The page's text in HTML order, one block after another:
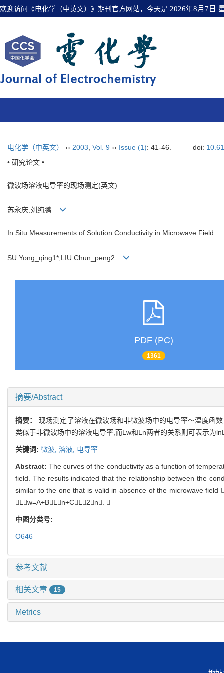
欢迎访问《电化学（中英文）》期刊官方网站，今天是 2026年8月7日
电化学（中英文） ›› 2003 Vol. 9 ›› Issue (1): 41-46. doi:
• 研究论文 •
微波场溶液电导率的现场测定(英文)
苏永庆,刘纯鹏
In Situ Measurements of Solution Conductivity in Microwave Field
SU Yong_qing1*,LIU Chun_peng2
PDF (PC)
1361
摘要/Abstract
摘要： 现场测定了溶液在微波场和非微波场中的电导率～温度函
类似于非微波场中的溶液电导率,而Lw和Ln两者的关系则可表示为
关键词: 微波, 溶液, 电导率
Abstract:The curves of the conductivity as a function of
field. The results indicated that the relationship between the
similar to the one that is valid in absence of the microwave
Lw=A+BLn+CL2n. 
中图分类号:
O646
参考文献
相关文章 15
Metrics